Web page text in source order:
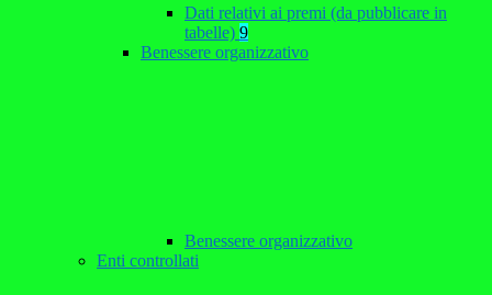
Dati relativi ai premi (da pubblicare in
tabelle) 9
Benessere organizzativo
Benessere organizzativo
Enti controllati